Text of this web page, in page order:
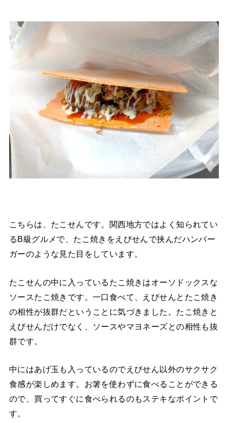
こちらは、たこせんです。関西地方ではよく知られてい
るB級グルメで、たこ焼きをえびせんで挟んだハンバー
ガーのような見た目をしています。
たこせんの中に入っているたこ焼きはオーソドックスな
ソースたこ焼きです。一口食べて、えびせんとたこ焼き
の相性が抜群だということに気づきました。たこ焼きと
えびせんだけでなく、ソースやマヨネーズとの相性も抜
群です。
中にはあげ玉も入っているのでえびせん以外のサクサク
食感が楽しめます。お箸を使わずに食べることができる
ので、買ってすぐに食べられるのもステキなポイントで
す。